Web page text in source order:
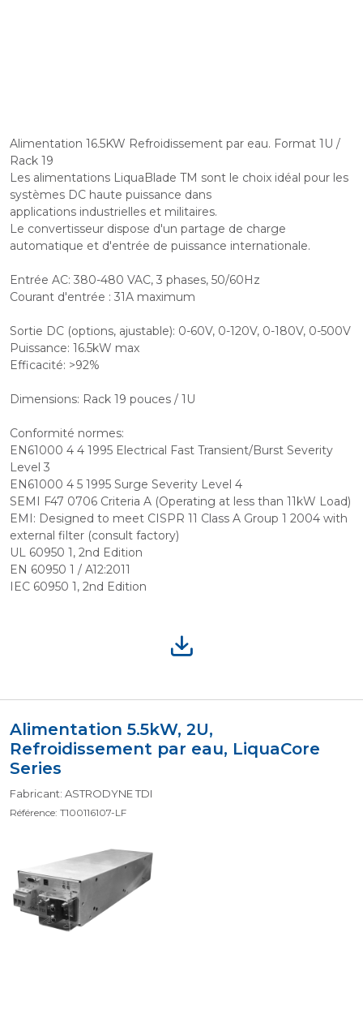
Alimentation 16.5KW Refroidissement par eau. Format 1U /
Rack 19
Les alimentations LiquaBlade TM sont le choix idéal pour les
systèmes DC haute puissance dans
applications industrielles et militaires.
Le convertisseur dispose d'un partage de charge
automatique et d'entrée de puissance internationale.
Entrée AC: 380-480 VAC, 3 phases, 50/60Hz
Courant d'entrée : 31A maximum
Sortie DC (options, ajustable): 0-60V, 0-120V, 0-180V, 0-500V
Puissance: 16.5kW max
Efficacité: >92%
Dimensions: Rack 19 pouces / 1U
Conformité normes:
EN61000 4 4 1995 Electrical Fast Transient/Burst Severity
Level 3
EN61000 4 5 1995 Surge Severity Level 4
SEMI F47 0706 Criteria A (Operating at less than 11kW Load)
EMI: Designed to meet CISPR 11 Class A Group 1 2004 with
external filter (consult factory)
UL 60950 1, 2nd Edition
EN 60950 1 / A12:2011
IEC 60950 1, 2nd Edition
Alimentation 5.5kW, 2U,
Refroidissement par eau, LiquaCore
Series
Fabricant: ASTRODYNE TDI
Référence: T100116107-LF